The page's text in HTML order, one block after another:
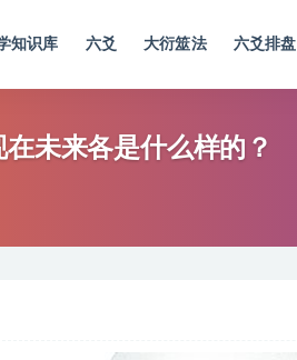
知识库 六爻 大衍筮法 六爻排盘
未来各是什么样的？